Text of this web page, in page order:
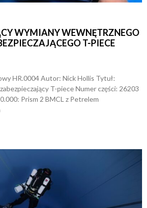
WYMIANY WEWNĘTRZNEGO
T-PIECE
HR.0004 Autor: Nick Hollis Tytuł:
T-piece Numer części: 26203
Prism 2 BMCL z Petrelem